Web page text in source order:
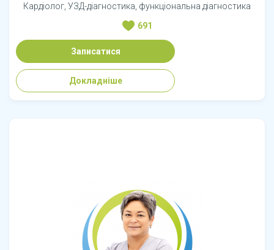
Кардіолог, УЗД-діагностика, функціональна діагностика
691
Записатися
Докладніше